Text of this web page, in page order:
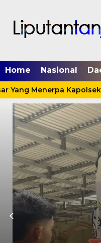
Home Nasional
Yang Menerpa